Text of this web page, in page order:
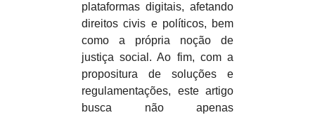
plataformas digitais, afetando
direitos civis e políticos, bem
como a própria noção de
justiça social. Ao fim, com a
propositura de soluções e
regulamentações, este artigo
busca não apenas